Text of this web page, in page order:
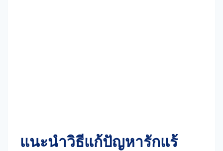
แนะนำวิธีแก้ปัญหารักแร้